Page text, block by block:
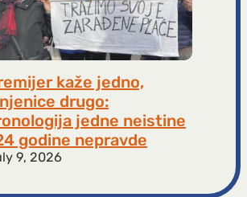
kaže jedno,
drugo:
jedne neistine
godine nepravde
9, 2026